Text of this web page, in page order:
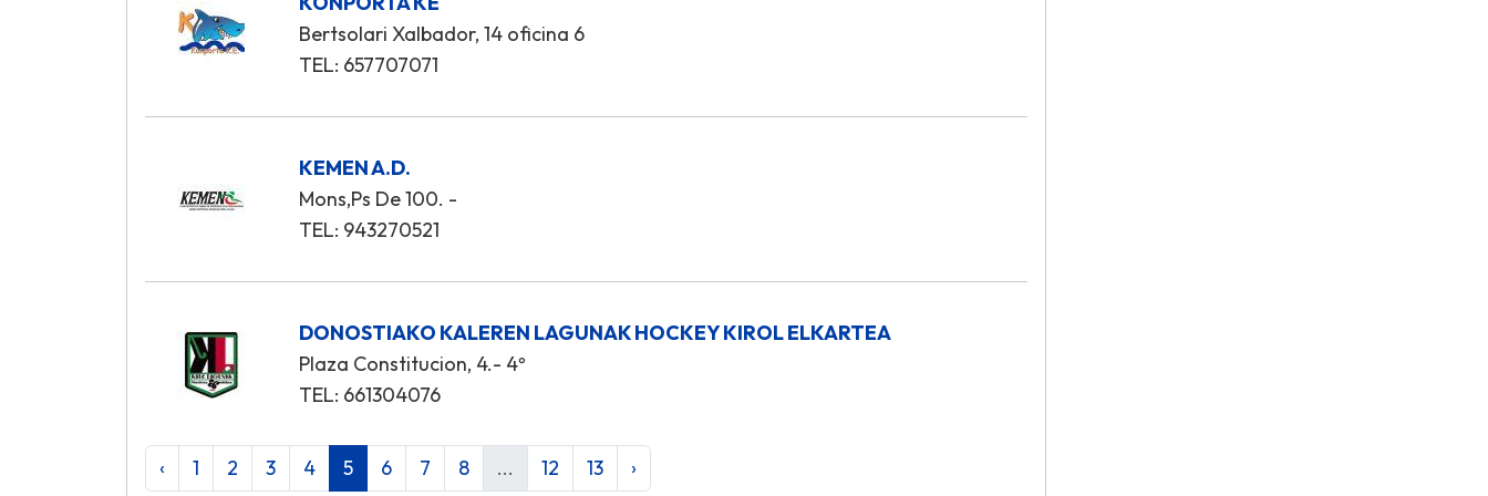
Bertsolari Xalbador, 14 oficina 6
TEL: 657707071
KEMEN A.D.
Mons,Ps De 100. -
TEL: 943270521
DONOSTIAKO KALEREN LAGUNAK HOCKEY KIROL ELKARTEA
Plaza Constitucion, 4.- 4º
TEL: 661304076
‹ 1 2 3 4 5 6 7 8 ... 12 13 ›